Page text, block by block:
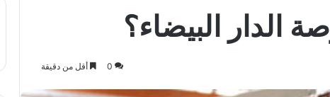
الدار البيضاء؟
0 أقل من دقيقة